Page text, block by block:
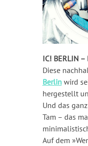
IC! BERLIN –
Diese
Berlinwird
hergestellt
Und das
Tam – das
Auf dem